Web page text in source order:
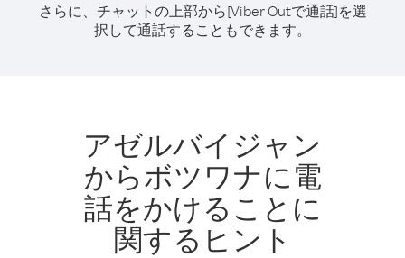
さらに、チャットの上部から[Viber Outで通話]を選
択して通話することもできます。
アゼルバイジャン
からボツワナに電
話をかけることに
関するヒント